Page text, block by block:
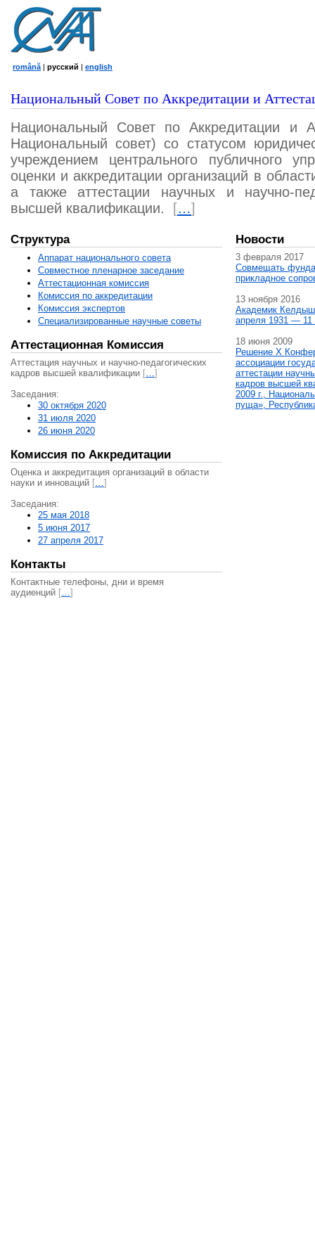
română | русский | english
Национальный Совет по Аккредитации и
Национальный Совет по Аккредитации и
Национальный совет) со статусом
учреждением центрального публичного
оценки и аккредитации организаций в
а также аттестации научных и научно-
высшей квалификации.
[…]
Структура
Аппарат национального совета
Совместное пленарное заседание
Аттестационная комисcия
Комиссия по аккредитации
Комиссия экспертов
Специализированные научные советы
Аттестационная Комиссия
Аттестация научных и научно-педагогических
кадров высшей квалификации […]
Заседания:
30 октября 2020
31 июля 2020
26 июня 2020
Комиссия по Аккредитации
Оценка и аккредитация организаций в области
науки и инноваций […]
Заседания:
25 мая 2018
5 июня 2017
27 апреля 2017
Контакты
Контактные телефоны, дни и время
аудиенций […]
Новости
3 февраля 2017
Совмещать
прикладное
13 ноября 2016
Академик
апреля 1931 — 11
18 июня 2009
Решение X
ассоциации
аттестации
кадров высшей
2009 г.,
пуща»,